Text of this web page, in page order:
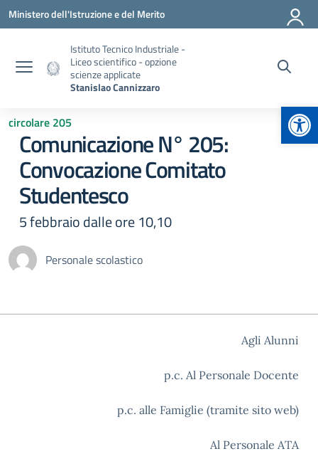
Vai ai contenuti
Vai al menu di navigazione
Vai al footer
Ministero dell'Istruzione e del Merito
Istituto Tecnico Industriale -
Liceo scientifico - opzione
scienze applicate
Stanislao Cannizzaro
circolare 205
Comunicazione N° 205:
Convocazione Comitato
Studentesco
5 febbraio dalle ore 10,10
Personale scolastico
Agli Alunni
p.c. Al Personale Docente
p.c. alle Famiglie (tramite sito web)
Al Personale ATA